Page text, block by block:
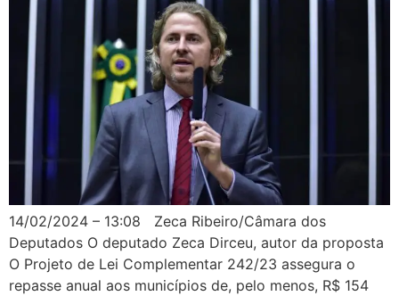
14/02/2024 – 13:08 Zeca Ribeiro/Câmara dos
Deputados O deputado Zeca Dirceu, autor da proposta
O Projeto de Lei Complementar 242/23 assegura o
repasse anual aos municípios de, pelo menos, R$ 154